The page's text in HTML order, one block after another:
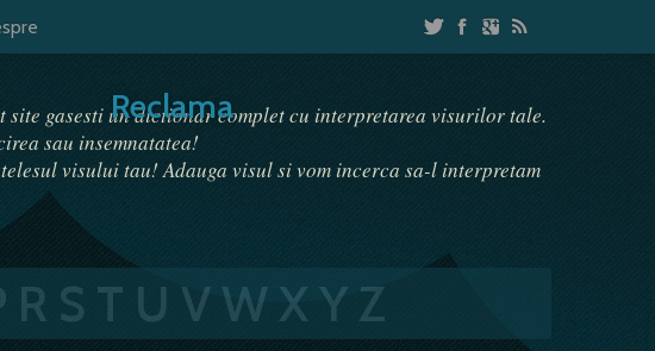
site gasesti un dictionar complet cu interpretarea visurilor tale.
sau insemnatatea!
visului tau! Adauga visul si vom incerca sa-l interpretam
R S T U VW XY Z
Reclama